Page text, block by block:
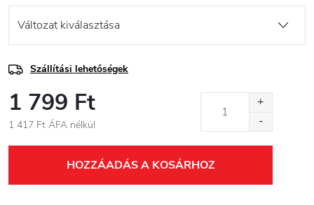
Szállítási lehetőségek
1 799 Ft
1 417 Ft ÁFA nélkül
HOZZÁADÁS A KOSÁRHOZ